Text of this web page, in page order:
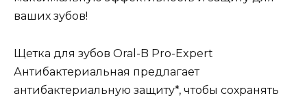
ваших зубов!
Щетка для зубов Oral-B Pro-Expert
Антибактериальная предлагает
антибактериальную защиту*, чтобы сохранять